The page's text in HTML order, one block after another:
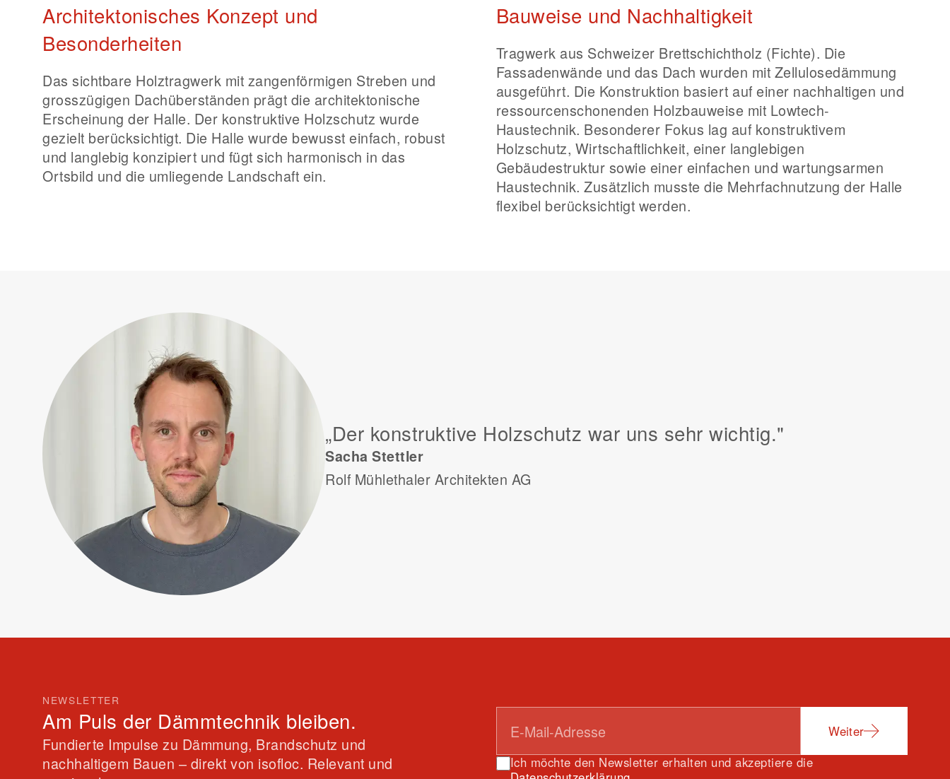
Architektonisches Konzept und
Besonderheiten
Das sichtbare Holztragwerk mit zangenförmigen Streben und
grosszügigen Dachüberständen prägt die architektonische
Erscheinung der Halle. Der konstruktive Holzschutz wurde
gezielt berücksichtigt. Die Halle wurde bewusst einfach, robust
und langlebig konzipiert und fügt sich harmonisch in das
Ortsbild und die umliegende Landschaft ein.
Bauweise und Nachhaltigkeit
Tragwerk aus Schweizer Brettschichtholz (Fichte). Die
Fassadenwände und das Dach wurden mit Zellulosedämmung
ausgeführt. Die Konstruktion basiert auf einer nachhaltigen und
ressourcenschonenden Holzbauweise mit Lowtech-
Haustechnik. Besonderer Fokus lag auf konstruktivem
Holzschutz, Wirtschaftlichkeit, einer langlebigen
Gebäudestruktur sowie einer einfachen und wartungsarmen
Haustechnik. Zusätzlich musste die Mehrfachnutzung der Halle
flexibel berücksichtigt werden.
„Der konstruktive Holzschutz war uns sehr wichtig."
Sacha Stettler
Rolf Mühlethaler Architekten AG
NEWSLETTER
Am Puls der Dämmtechnik bleiben.
Fundierte Impulse zu Dämmung, Brandschutz und
nachhaltigem Bauen – direkt von isofloc. Relevant und
Weiter
Ich möchte den Newsletter erhalten und akzeptiere die